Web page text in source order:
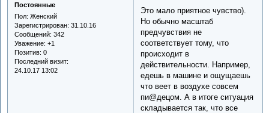
Постоянные
Пол: Женский
Зарегистрирован: 31.10.16
Сообщений: 342
Уважение: +1
Позитив: 0
Последний визит:
24.10.17 13:02
Это мало приятное чувство).
Но обычно масштаб
предчувствия не
соответствует тому, что
происходит в
действительности. Например,
едешь в машине и ощущаешь
что веет в воздухе совсем
пи@децом. А в итоге ситуация
складывается так, что все